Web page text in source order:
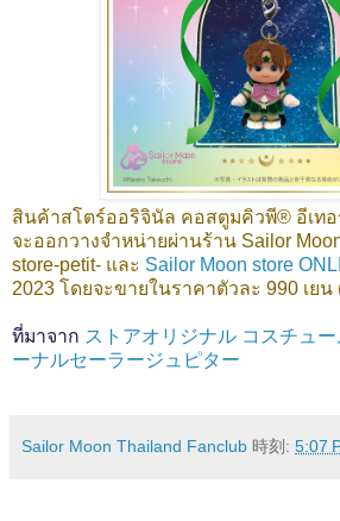
สินค้าสโตร์ออริจินัล คอสตูมคิวพี® อีเทอ
จะออกวางจำหน่ายผ่านร้าน Sailor
store-petit- และ Sailor Moon store
2023 โดยจะขายในราคาตัวละ 990 เยน
ที่มาจาก ストアオリジナル コスチュ
ーナルセーラージュピター
Sailor Moon Thailand Fanclub 時刻: 5:07